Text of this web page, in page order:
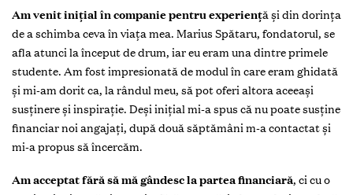
Am venit inițial în companie pentru experiență și din dorința
de a schimba ceva în viața mea. Marius Spătaru, fondatorul, se
afla atunci la început de drum, iar eu eram una dintre primele
studente. Am fost impresionată de modul în care eram ghidată
și mi-am dorit ca, la rândul meu, să pot oferi altora aceeași
susținere și inspirație. Deși inițial mi-a spus că nu poate susține
financiar noi angajați, după două săptămâni m-a contactat și
mi-a propus să încercăm.
Am acceptat fără să mă gândesc la partea financiară, ci cu o